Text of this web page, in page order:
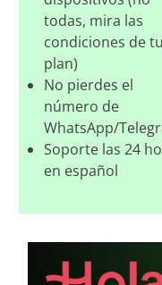
todas, mira las
condiciones de tu
plan)
No pierdes el
número de
WhatsApp/
Soporte las 24
en español